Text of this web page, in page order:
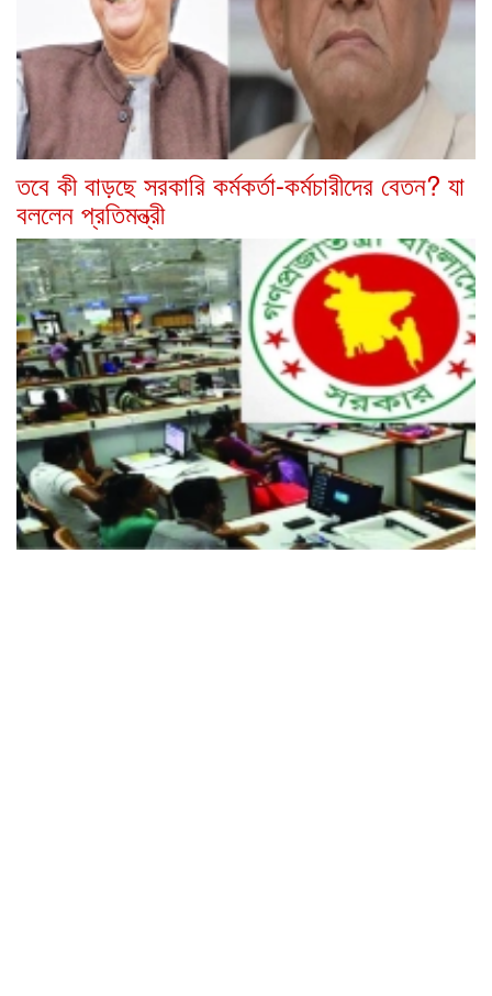
তবে কী বাড়ছে সরকারি কর্মকর্তা-কর্মচারীদের বেতন? যা
বললেন প্রতিমন্ত্রী